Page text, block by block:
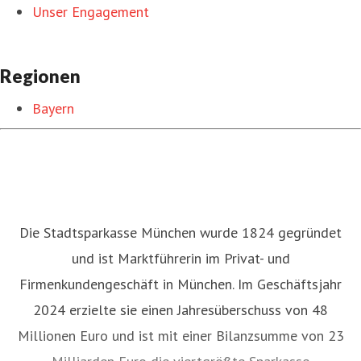
Unser Engagement
Regionen
Bayern
Die Stadtsparkasse München wurde 1824 gegründet
und ist Marktführerin im Privat- und
Firmenkundengeschäft in München. Im Geschäftsjahr
2024 erzielte sie einen Jahresüberschuss von 48
Millionen Euro und ist mit einer Bilanzsumme von 23